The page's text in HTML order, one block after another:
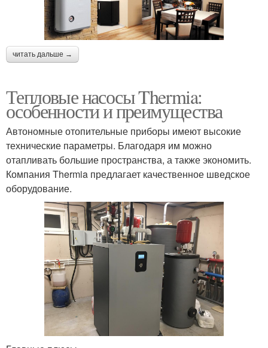
читать дальше →
Тепловые насосы Thermia:
особенности и преимущества
Автономные отопительные приборы имеют высокие
технические параметры. Благодаря им можно
отапливать большие пространства, а также экономить.
Компания Thermia предлагает качественное шведское
оборудование.